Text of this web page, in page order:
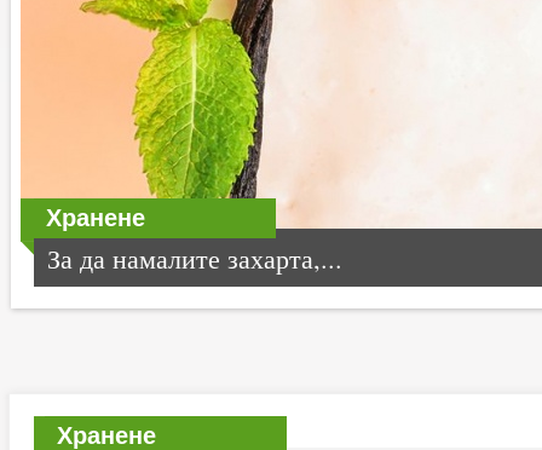
Хранене
За да намалите захарта,...
Хранене